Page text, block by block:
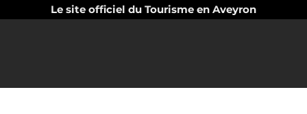
Le site officiel du Tourisme en Aveyron